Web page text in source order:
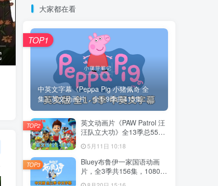
大家都在看
中英文字幕《Peppa Pig 小猪佩奇 全
集》英文动画片，全1-9季共415集...
TOP1
英文动画片《PAW Patrol 汪
汪队立大功》全13季总555
字幕，带配套音频MP3，百
度云网盘下载！
5月11日 10:18
TOP2
Bluey布鲁伊一家国语动画
片，全3季共156集，1080P
TOP3